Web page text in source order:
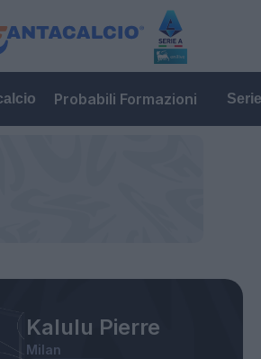
Probabili Formazioni
Kalulu Pierre
Milan